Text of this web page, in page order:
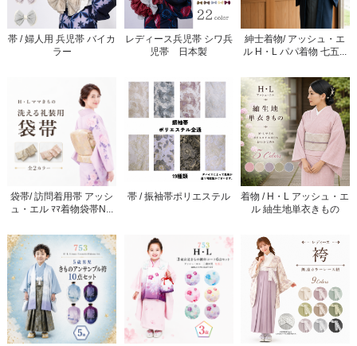
帯 / 婦人用 兵児帯 バイカ
ラー
レディース兵児帯 シワ兵
児帯 日本製
紳士着物/ アッシュ・エ
ル H・L パパ着物 七五...
袋帯/ 訪問着用帯 アッシ
ュ・エル ﾏﾏ着物袋帯N...
帯 / 振袖帯ポリエステル
着物 / H・L アッシュ・エ
ル 紬生地単衣きもの